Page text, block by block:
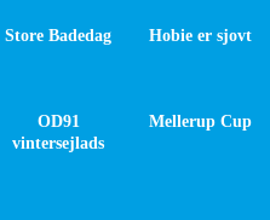
Store Badedag Hobie er sjovt
OD91
vintersejlads
Mellerup Cup